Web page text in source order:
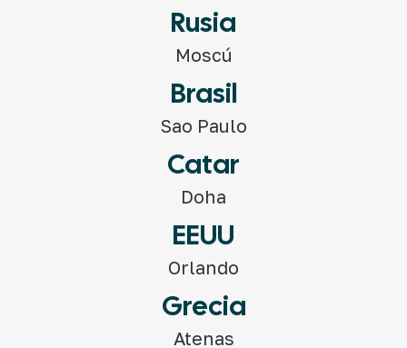
Rusia
Moscú
Brasil
Sao Paulo
Catar
Doha
EEUU
Orlando
Grecia
Atenas